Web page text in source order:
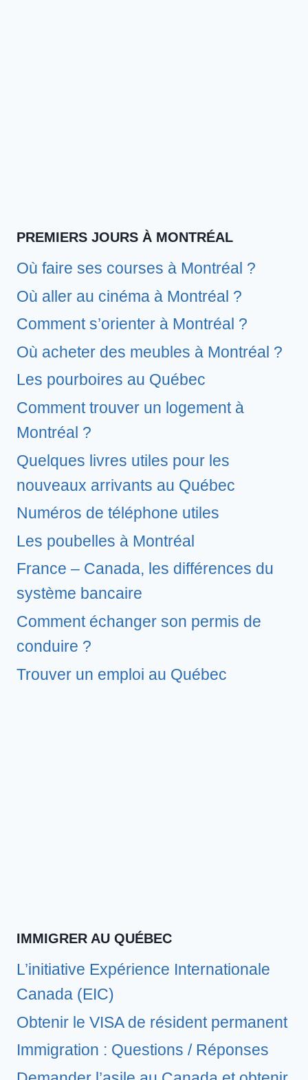
PREMIERS JOURS À MONTRÉAL
Où faire ses courses à Montréal ?
Où aller au cinéma à Montréal ?
Comment s’orienter à Montréal ?
Où acheter des meubles à Montréal ?
Les pourboires au Québec
Comment trouver un logement à
Montréal ?
Quelques livres utiles pour les
nouveaux arrivants au Québec
Numéros de téléphone utiles
Les poubelles à Montréal
France – Canada, les différences du
système bancaire
Comment échanger son permis de
conduire ?
Trouver un emploi au Québec
IMMIGRER AU QUÉBEC
L’initiative Expérience Internationale
Canada (EIC)
Obtenir le VISA de résident permanent
Immigration : Questions / Réponses